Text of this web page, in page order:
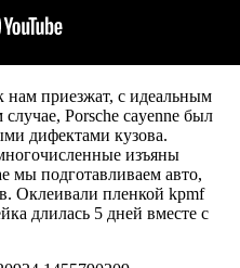
нам приезжат, с идеальным
Porsche cayenne был
дифектами кузова.
изъяны
мы подготавливаем авто,
Оклеивали пленкой kpmf
длилась 5 дней вместе с